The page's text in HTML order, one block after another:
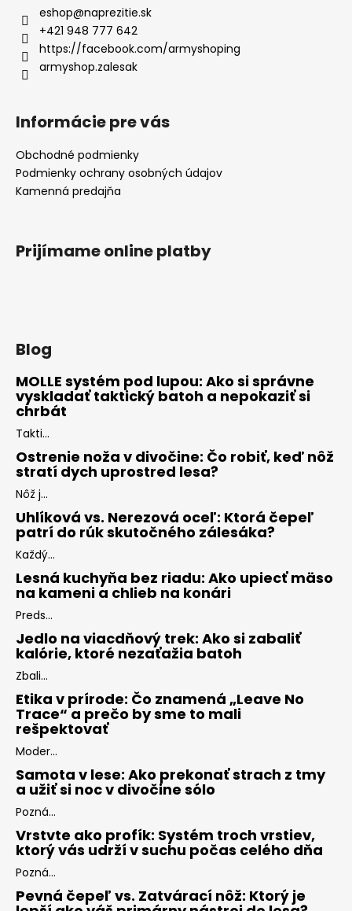
eshop@naprezitie.sk
+421 948 777 642
https://facebook.com/armyshoping
armyshop.zalesak
Informácie pre vás
Obchodné podmienky
Podmienky ochrany osobných údajov
Kamenná predajňa
Prijímame online platby
Blog
MOLLE systém pod lupou: Ako si správne
vyskladať taktický batoh a nepokaziť si
chrbát
Takti...
Ostrenie noža v divočine: Čo robiť, keď nôž
stratí dych uprostred lesa?
Nôž j...
Uhlíková vs. Nerezová oceľ: Ktorá čepeľ
patrí do rúk skutočného zálesáka?
Každý...
Lesná kuchyňa bez riadu: Ako upiecť mäso
na kameni a chlieb na konári
Preds...
Jedlo na viacdňový trek: Ako si zabaliť
kalórie, ktoré nezaťažia batoh
Zbali...
Etika v prírode: Čo znamená „Leave No
Trace“ a prečo by sme to mali
rešpektovať
Moder...
Samota v lese: Ako prekonať strach z tmy
a užiť si noc v divočine sólo
Pozná...
Vrstvte ako profík: Systém troch vrstiev,
ktorý vás udrží v suchu počas celého dňa
Pozná...
Pevná čepeľ vs. Zatvárací nôž: Ktorý je